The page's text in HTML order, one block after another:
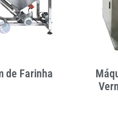
de Farinha